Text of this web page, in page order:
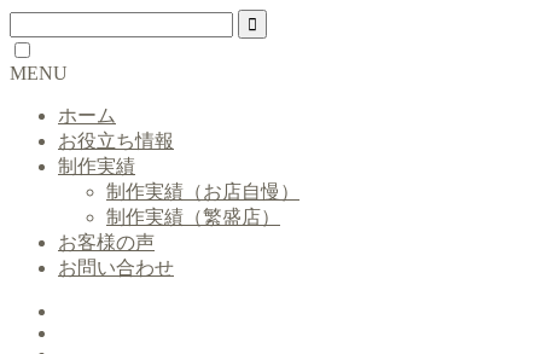
MENU
ホーム
お役立ち情報
制作実績
制作実績（お店自慢）
制作実績（繁盛店）
お客様の声
お問い合わせ